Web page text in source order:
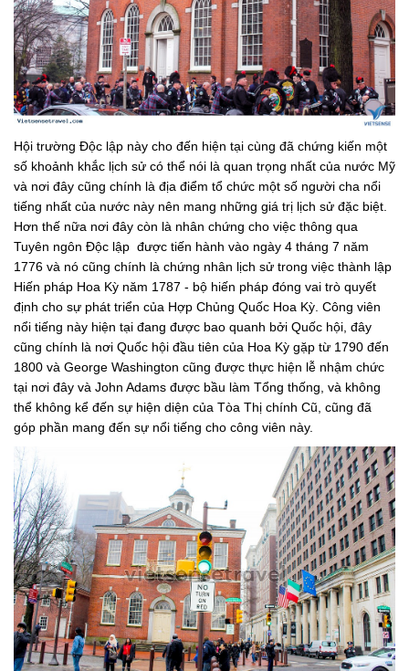
Hội trường Độc lập này cho đến hiện tại cùng đã chứng kiến ​​một
số khoảnh khắc lịch sử có thể nói là quan trọng nhất của nước Mỹ
và nơi đây cũng chính là địa điểm tổ chức một số người cha nổi
tiếng nhất của nước này nên mang những giá trị lịch sử đặc biệt.
Hơn thế nữa nơi đây còn là nhân chứng cho việc thông qua
Tuyên ngôn Độc lập được tiến hành vào ngày 4 tháng 7 năm
1776 và nó cũng chính là chứng nhân lịch sử trong việc thành lập
Hiến pháp Hoa Kỳ năm 1787 - bộ hiến pháp đóng vai trò quyết
định cho sự phát triển của Hợp Chủng Quốc Hoa Kỳ. Công viên
nổi tiếng này hiện tại đang được bao quanh bởi Quốc hội, đây
cũng chính là nơi Quốc hội đầu tiên của Hoa Kỳ gặp từ 1790 đến
1800 và George Washington cũng được thực hiện lễ nhậm chức
tại nơi đây và John Adams được bầu làm Tổng thống, và không
thể không kể đến sự hiện diện của Tòa Thị chính Cũ, cũng đã
góp phần mang đến sự nổi tiếng cho công viên này.